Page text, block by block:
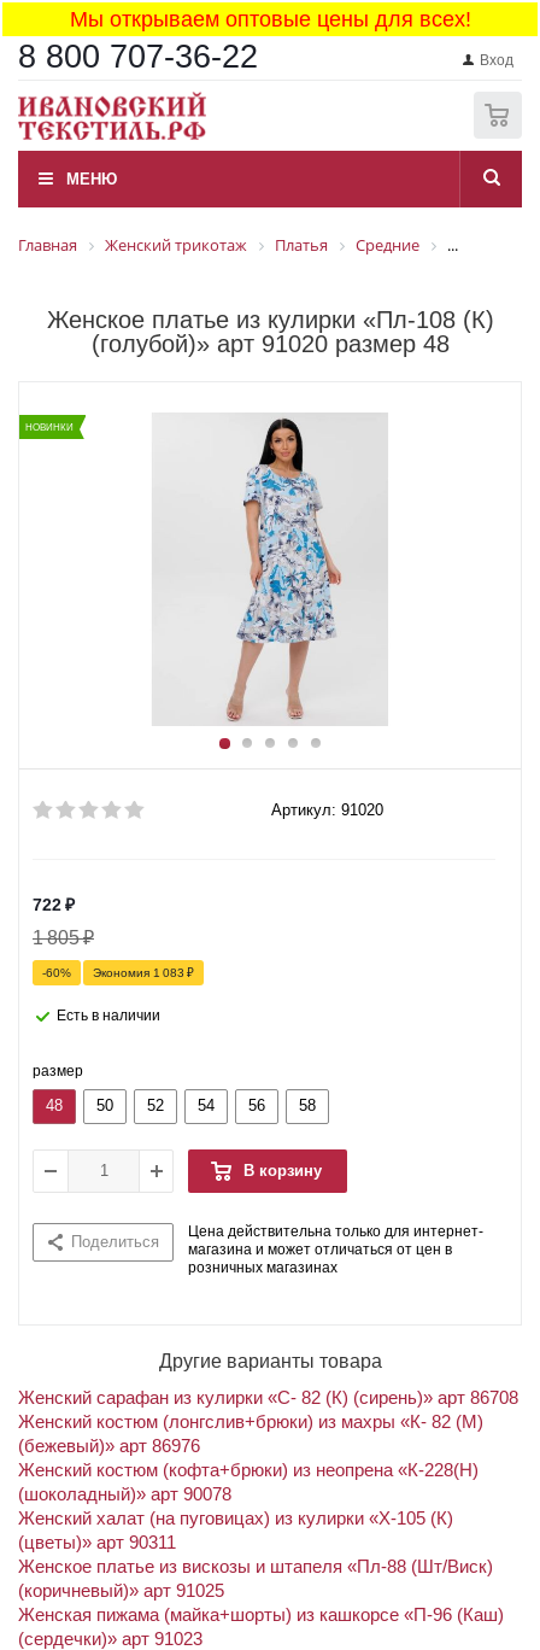
Мы открываем оптовые цены для всех!
8 800 707-36-22 Вход
МЕНЮ
Главная Женский трикотаж Платья Средние ...
Женское платье из кулирки «Пл-108 (К)
(голубой)» арт 91020 размер 48
НОВИНКИ
Артикул: 91020
722₽
1 805₽
-60% Экономия 1 083 ₽
Есть в наличии
размер
48 50 52 54 56 58
В корзину
Поделиться
Цена действительна только для интернет-
магазина и может отличаться от цен в
розничных магазинах
Другие варианты товара
Женский сарафан из кулирки «С- 82 (К) (сирень)» арт 86708
Женский костюм (лонгслив+брюки) из махры «К- 82 (М)
(бежевый)» арт 86976
Женский костюм (кофта+брюки) из неопрена «К-228(Н)
(шоколадный)» арт 90078
Женский халат (на пуговицах) из кулирки «Х-105 (К)
(цветы)» арт 90311
Женское платье из вискозы и штапеля «Пл-88 (Шт/Виск)
(коричневый)» арт 91025
Женская пижама (майка+шорты) из кашкорсе «П-96 (Каш)
(сердечки)» арт 91023